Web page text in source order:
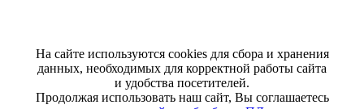
На сайте используются cookies для сбора и хранения
данных, необходимых для корректной работы сайта
и удобства посетителей.
Продолжая использовать наш сайт, Вы соглашаетесь